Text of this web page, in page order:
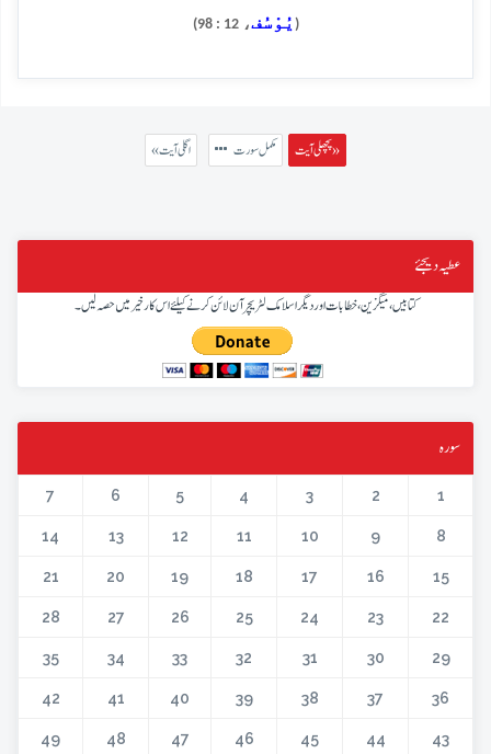
( يُوْسُف، 12 : 98)
پچھلی آیت » مکمل سورت « اگلی آیت
عطیہ دیجئے
کتابیں، میگزین، خطابات اور دیگر اسلامک لٹریچر آن لائن کرنے کیلئے اس کار خیر میں حصہ لیں۔
سورہ
1
2
3
4
5
6
7
8
9
10
11
12
13
14
15
16
17
18
19
20
21
22
23
24
25
26
27
28
29
30
31
32
33
34
35
36
37
38
39
40
41
42
43
44
45
46
47
48
49